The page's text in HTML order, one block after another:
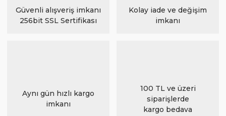
Güvenli alışveriş imkanı
256bit SSL Sertifikası
Kolay iade ve değişim
imkanı
Aynı gün hızlı kargo
imkanı
100 TL ve üzeri
siparişlerde
kargo bedava